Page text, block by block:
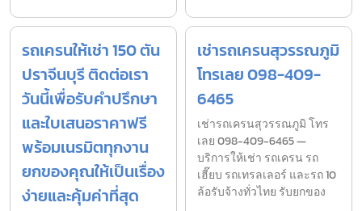
รถเครนให้เช่า 150 ตัน
ปราจีนบุรี ติดต่อเรา
วันนี้เพื่อรับคำปรึกษา
และใบเสนอราคาฟรี
พร้อมเนรมิตทุกงาน
ยกของคุณให้เป็นเรื่อง
ง่ายและคุ้มค่าที่สุด
เช่ารถเครนสุวรรณภูมิ
โทรเลย 098-409-
6465
เช่ารถเครนสุวรรณภูมิ โทร
เลย 098-409-6465 —
บริการให้เช่า รถเครน รถ
เฮี๊ยบ รถเทรลเลอร์ และรถ 10
ล้อรับจ้างทั่วไทย รับยกของ